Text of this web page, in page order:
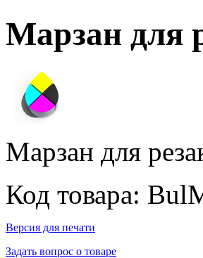
Марзан для
Марзан для
Код товара:
Версия для печати
Задать вопрос о товаре